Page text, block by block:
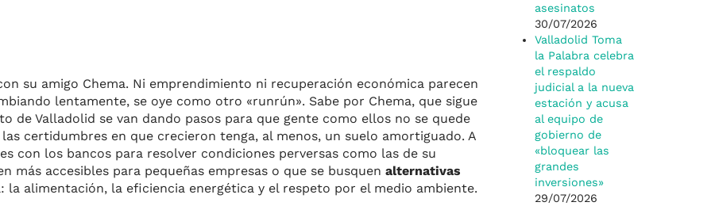
su amigo Chema. Ni emprendimiento ni recuperación económica parecen
lentamente, se oye como otro «runrún». Sabe por Chema, que sigue
de Valladolid se van dando pasos para que gente como ellos no se quede
certidumbres en que crecieron tenga, al menos, un suelo amortiguado. A
con los bancos para resolver condiciones perversas como las de su
accesibles para pequeñas empresas o que se busquen alternativas
la alimentación, la eficiencia energética y el respeto por el medio ambiente.
asesinatos
30/07/2026
Valladolid Toma
la Palabra celebra
el respaldo
judicial a la nueva
estación y acusa
al equipo de
gobierno de
«bloquear las
grandes
inversiones»
29/07/2026